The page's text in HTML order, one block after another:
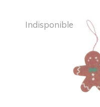
Indisponible